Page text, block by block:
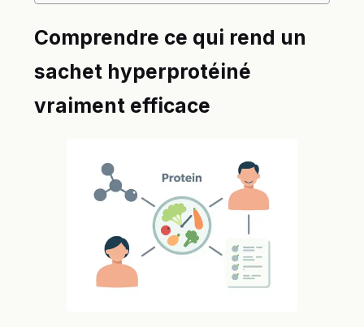
Comprendre ce qui rend un
sachet hyperprotéiné
vraiment efficace